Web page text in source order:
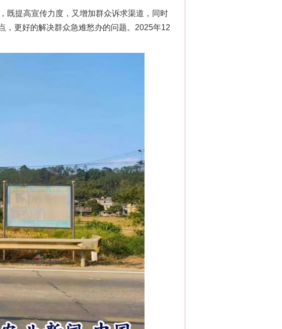
既提高宣传力度，又增加群众诉求渠道，同时
，更好的解决群众急难愁办的问题。2025年12